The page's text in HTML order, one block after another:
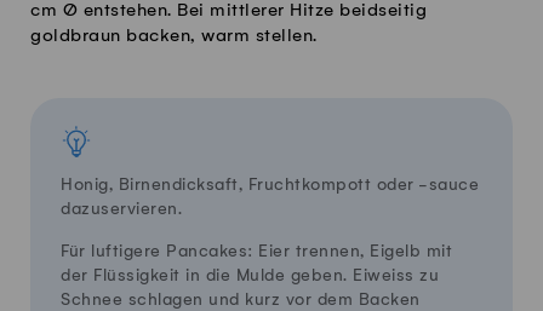
cm Ø entstehen. Bei mittlerer Hitze beidseitig
goldbraun backen, warm stellen.
Honig, Birnendicksaft, Fruchtkompott oder -sauce
dazuservieren.
Für luftigere Pancakes: Eier trennen, Eigelb mit
der Flüssigkeit in die Mulde geben. Eiweiss zu
Schnee schlagen und kurz vor dem Backen